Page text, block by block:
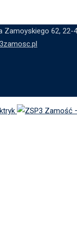
Zamoyskiego 62, 22-